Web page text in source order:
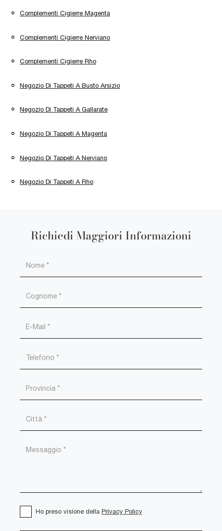
Complementi Cigierre Magenta
Complementi Cigierre Nerviano
Complementi Cigierre Rho
Negozio Di Tappeti A Busto Arsizio
Negozio Di Tappeti A Gallarate
Negozio Di Tappeti A Magenta
Negozio Di Tappeti A Nerviano
Negozio Di Tappeti A Rho
Richiedi Maggiori Informazioni
Ho preso visione della Privacy Policy